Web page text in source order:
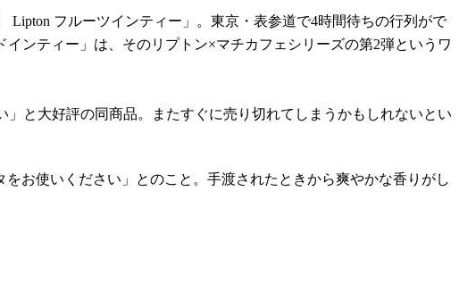
フルーツインティー」。東京・表参道で4時間待ちの行列がで
ンティー」は、そのリプトン×マチカフェシリーズの第2弾というワ
と大好評の同商品。またすぐに売り切れてしまうかもしれないとい
お使いください」とのこと。手渡されたときから爽やかな香りがし